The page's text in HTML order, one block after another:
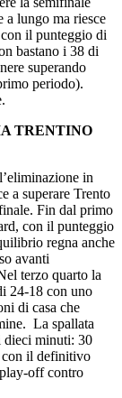
a lungo ma riesce
con il punteggio di
bastano i 38 di
superando
periodo).
TRENTINO
in
a superare Trento
Fin dal primo
con il punteggio
regna anche
avanti
terzo quarto la
24-18 con uno
di casa che
La spallata
dieci minuti: 30
con il definitivo
off contro